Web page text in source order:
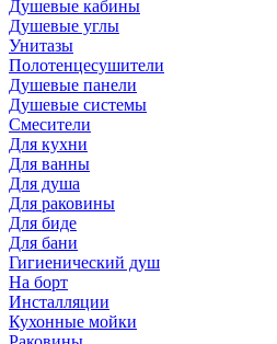
Душевые кабины
Душевые углы
Унитазы
Полотенцесушители
Душевые панели
Душевые системы
Смесители
Для кухни
Для ванны
Для душа
Для раковины
Для биде
Для бани
Гигиенический душ
На борт
Инсталляции
Кухонные мойки